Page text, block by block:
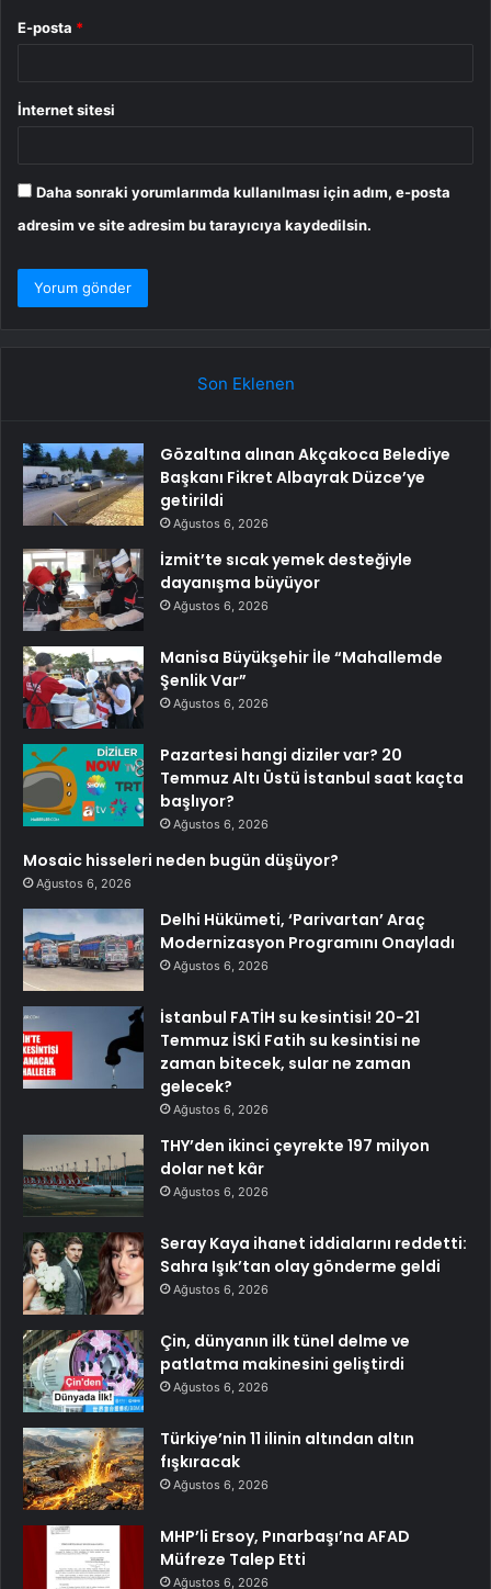
E-posta *
İnternet sitesi
Daha sonraki yorumlarımda kullanılması için adım, e-posta
adresim ve site adresim bu tarayıcıya kaydedilsin.
Son Eklenen
Gözaltına alınan Akçakoca Belediye
Başkanı Fikret Albayrak Düzce’ye
getirildi
Ağustos 6, 2026
İzmit’te sıcak yemek desteğiyle
dayanışma büyüyor
Ağustos 6, 2026
Manisa Büyükşehir İle “Mahallemde
Şenlik Var”
Ağustos 6, 2026
Pazartesi hangi diziler var? 20
Temmuz Altı Üstü İstanbul saat kaçta
başlıyor?
Ağustos 6, 2026
Mosaic hisseleri neden bugün düşüyor?
Ağustos 6, 2026
Delhi Hükümeti, ‘Parivartan’ Araç
Modernizasyon Programını Onayladı
Ağustos 6, 2026
İstanbul FATİH su kesintisi! 20-21
Temmuz İSKİ Fatih su kesintisi ne
zaman bitecek, sular ne zaman
gelecek?
Ağustos 6, 2026
THY’den ikinci çeyrekte 197 milyon
dolar net kâr
Ağustos 6, 2026
Seray Kaya ihanet iddialarını reddetti:
Sahra Işık’tan olay gönderme geldi
Ağustos 6, 2026
Çin, dünyanın ilk tünel delme ve
patlatma makinesini geliştirdi
Ağustos 6, 2026
Türkiye’nin 11 ilinin altından altın
fışkıracak
Ağustos 6, 2026
MHP’li Ersoy, Pınarbaşı’na AFAD
Müfreze Talep Etti
Ağustos 6, 2026